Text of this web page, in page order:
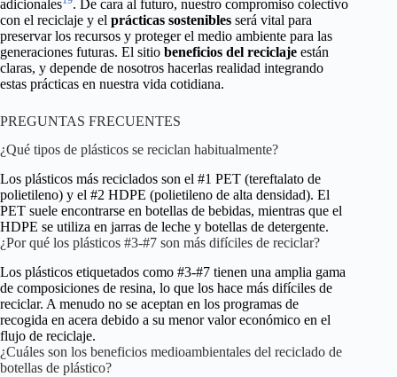
adicionales
. De cara al futuro, nuestro compromiso colectivo
con el reciclaje y el prácticas sostenibles será vital para
preservar los recursos y proteger el medio ambiente para las
generaciones futuras. El sitio beneficios del reciclaje están
claras, y depende de nosotros hacerlas realidad integrando
estas prácticas en nuestra vida cotidiana.
PREGUNTAS FRECUENTES
¿Qué tipos de plásticos se reciclan habitualmente?
Los plásticos más reciclados son el #1 PET (tereftalato de
polietileno) y el #2 HDPE (polietileno de alta densidad). El
PET suele encontrarse en botellas de bebidas, mientras que el
HDPE se utiliza en jarras de leche y botellas de detergente.
¿Por qué los plásticos #3-#7 son más difíciles de reciclar?
Los plásticos etiquetados como #3-#7 tienen una amplia gama
de composiciones de resina, lo que los hace más difíciles de
reciclar. A menudo no se aceptan en los programas de
recogida en acera debido a su menor valor económico en el
flujo de reciclaje.
¿Cuáles son los beneficios medioambientales del reciclado de
botellas de plástico?